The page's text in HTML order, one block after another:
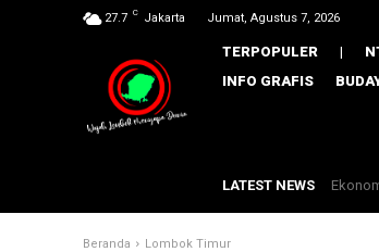
27.7 C Jakarta Jumat, Agustus 7, 2026
TERPOPULER |
INFO GRAFIS
LATEST NEWS
Beranda Lombok Timur